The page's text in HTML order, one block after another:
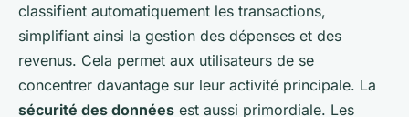
classifient automatiquement les transactions,
simplifiant ainsi la gestion des dépenses et des
revenus. Cela permet aux utilisateurs de se
concentrer davantage sur leur activité principale. La
sécurité des données est aussi primordiale. Les